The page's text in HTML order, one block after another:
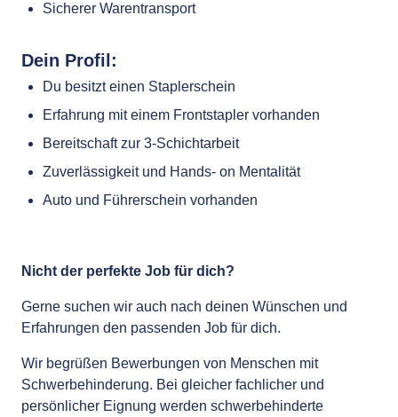
Sicherer Warentransport
Dein Profil:
Du besitzt einen Staplerschein
Erfahrung mit einem Frontstapler vorhanden
Bereitschaft zur 3-Schichtarbeit
Zuverlässigkeit und Hands- on Mentalität
Auto und Führerschein vorhanden
Nicht der perfekte Job für dich?
Gerne suchen wir auch nach deinen Wünschen und
Erfahrungen den passenden Job für dich.
Wir begrüßen Bewerbungen von Menschen mit
Schwerbehinderung. Bei gleicher fachlicher und
persönlicher Eignung werden schwerbehinderte